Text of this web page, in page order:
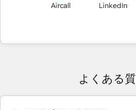
Aircall LinkedIn
よくある